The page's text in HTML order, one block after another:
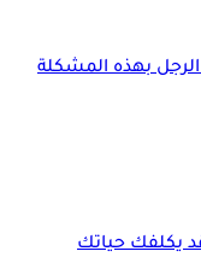
بهذه المشكلة
قد يكلفك حياتك